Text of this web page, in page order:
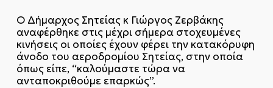
Ο Δήμαρχος Σητείας κ Γιώργος Ζερβάκης
αναφέρθηκε στις μέχρι σήμερα στοχευμένες
κινήσεις οι οποίες έχουν φέρει την κατακόρυφη
άνοδο του αεροδρομίου Σητείας, στην οποία
όπως είπε, “καλούμαστε τώρα να
ανταποκριθούμε επαρκώς”.